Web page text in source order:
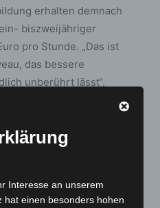
erhalten demnach
biszweijähriger
pro Stunde. „Das ist
das bessere
unberührt lässt“,
insbesondere von
ein
den Stundenlöhnen haben
ein Urlaubsgeld von 500
einen Jahresurlaub
Interesse an unserem
hat einen besonders hohen